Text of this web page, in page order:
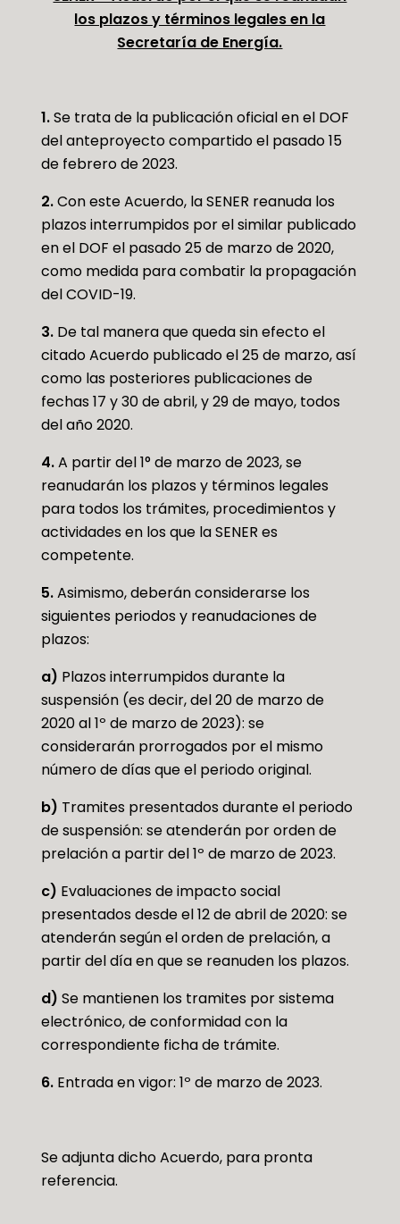
los plazos y términos legales en la
Secretaría de Energía.
1.Se trata de la publicación oficial en el DOF
del anteproyecto compartido el pasado 15
de febrero de 2023.
2.Con este Acuerdo, la SENER reanuda los
plazos interrumpidos por el similar publicado
en el DOF el pasado 25 de marzo de 2020,
como medida para combatir la propagación
del COVID-19.
3. De tal manera que queda sin efecto el
citado Acuerdo publicado el 25 de marzo, así
como las posteriores publicaciones de
fechas 17 y 30 de abril, y 29 de mayo, todos
del año 2020.
4.A partir del 1° de marzo de 2023, se
reanudarán los plazos y términos legales
para todos los trámites, procedimientos y
actividades en los que la SENER es
competente.
5.Asimismo, deberán considerarse los
siguientes periodos y reanudaciones de
plazos:
a) Plazos interrumpidos durante la
suspensión (es decir, del 20 de marzo de
2020 al 1º de marzo de 2023): se
considerarán prorrogados por el mismo
número de días que el periodo original.
b) Tramites presentados durante el periodo
de suspensión: se atenderán por orden de
prelación a partir del 1º de marzo de 2023.
c) Evaluaciones de impacto social
presentados desde el 12 de abril de 2020: se
atenderán según el orden de prelación, a
partir del día en que se reanuden los plazos.
d) Se mantienen los tramites por sistema
electrónico, de conformidad con la
correspondiente ficha de trámite.
6. Entrada en vigor: 1º de marzo de 2023.
Se adjunta dicho Acuerdo, para pronta
referencia.